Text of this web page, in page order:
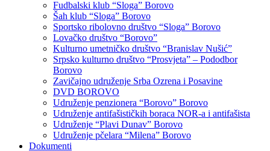
Fudbalski klub “Sloga” Borovo
Šah klub “Sloga” Borovo
Sportsko ribolovno društvo “Sloga” Borovo
Lovačko društvo “Borovo”
Kulturno umetničko društvo “Branislav Nušić”
Srpsko kulturno društvo “Prosvjeta” – Pododbor
Borovo
Zavičajno udruženje Srba Ozrena i Posavine
DVD BOROVO
Udruženje penzionera “Borovo” Borovo
Udruženje antifašističkih boraca NOR-a i antifašista
Udruženje “Plavi Dunav” Borovo
Udruženje pčelara “Milena” Borovo
Dokumenti